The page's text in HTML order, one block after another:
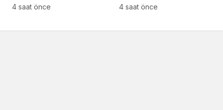
yeniliyor
4 saat önce 4 saat önce